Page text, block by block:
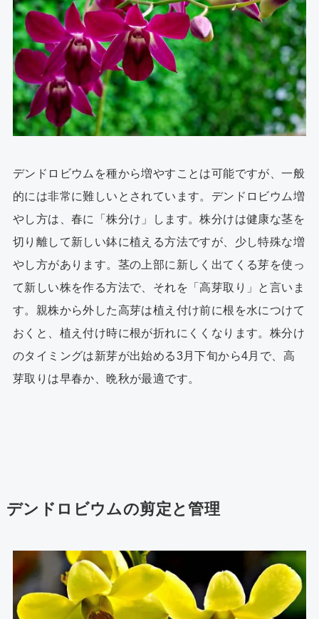
デンドロビウムを種から増やすことは可能ですが、一般
的には非常に難しいとされています。デンドロビウム増
やし方は、春に「株分け」します。株分けは健康な茎を
切り離して新しい鉢に植える方法ですが、少し特殊な増
やし方があります。茎の上部に新しく出てくる芽を使っ
て新しい株を作る方法で、それを「高芽取り」と言いま
す。親株から外した高芽は植え付け前に根を水につけて
おくと、植え付け時に根が折れにくくなります。株分け
のタイミングは新芽が出始める3月下旬から4月で、高
芽取りは早春か、晩秋が最適です。
デンドロビウムの剪定と管理